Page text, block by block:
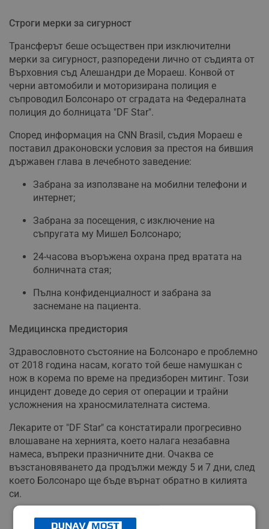
Строги мерки за сигурност
Трансферът беше осъществен при изключителни
мерки за сигурност, разпоредени лично от съдията от
Върховния съд Алешандри де Мораеш. Конвой от
черни автомобили и моторизирана полиция е
съпроводил Болсонаро от сградата на Федералната
полиция до болницата "DF Star".
Според информация на CNN Brasil, съдия Мораеш е
поставил драконовски условия за престоя на бившия
държавен глава в лечебното заведение:
Забрана за използване на мобилни телефони и
интернет;
Забрана за посещения, с изключение на
съпругата му Мишел Болсонаро;
24-часова въоръжена охрана пред вратата на
болничната стая;
Пълна конфиденциалност и забрана за
заснемане на пациента.
Медицинска предистория
Здравословното състояние на Болсонаро е проблемно
от 2018 година насам, когато той беше намушкан с
нож в корема по време на предизборен митинг. Този
инцидент доведе до серия от операции и трайни
усложнения на храносмилателната система.
Лекарите от "DF Star" са констатирали прогресивно
влошаване на хернията, което налага незабавна
намеса, въпреки празничните дни. Очаква се
възстановяването да продължи между 5 и 7 дни, след
което Болсонаро ще бъде върнат обратно в килията
си.
РЕКЛАМА